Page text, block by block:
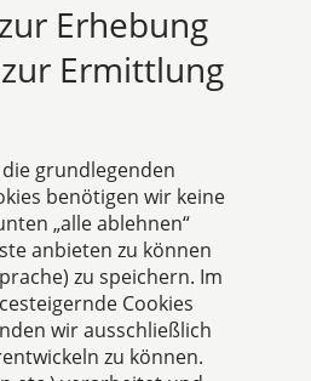
ist
Erhebung
Ermittlung
grundlegenden
benötigen wir keine
„alle ablehnen“
anbieten zu können
zu speichern. Im
Cookies
wir ausschließlich
zu können.